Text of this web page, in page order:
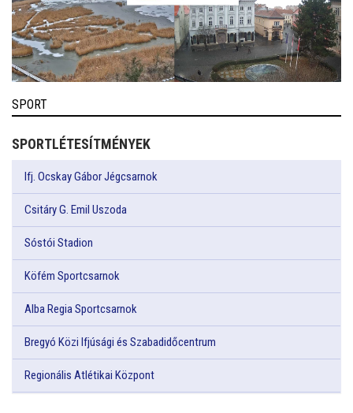
SPORT
SPORTLÉTESÍTMÉNYEK
Ifj. Ocskay Gábor Jégcsarnok
Csitáry G. Emil Uszoda
Sóstói Stadion
Köfém Sportcsarnok
Alba Regia Sportcsarnok
Bregyó Közi Ifjúsági és Szabadidőcentrum
Regionális Atlétikai Központ